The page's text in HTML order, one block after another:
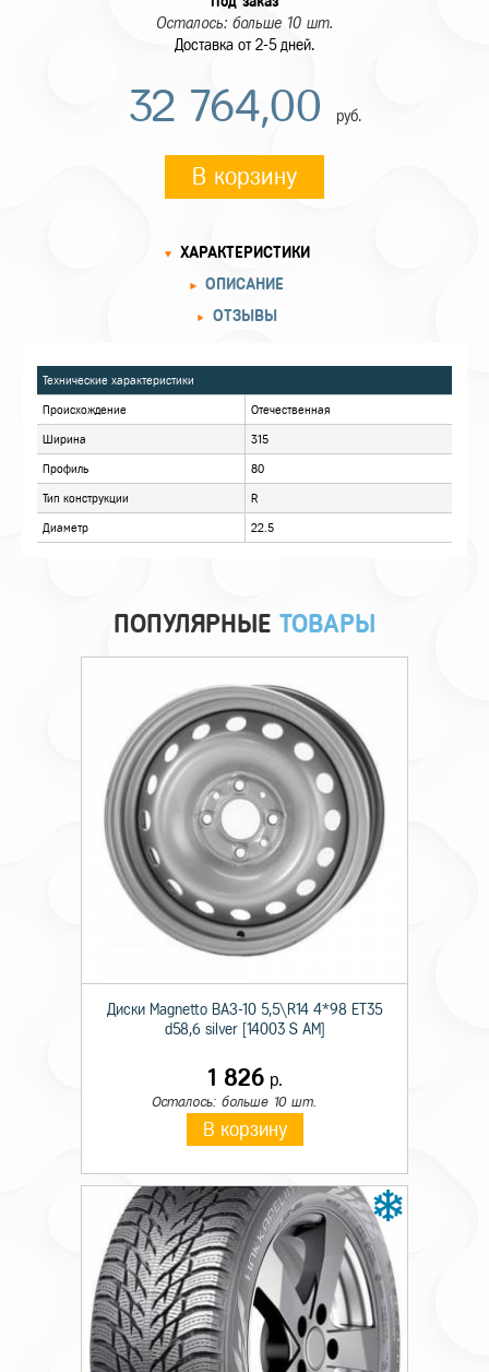
Осталось: больше 10 шт.
Доставка от 2-5 дней.
32 764,00 руб.
В корзину
ОПИСАНИЕ
ОТЗЫВЫ
Технические характеристики
Тип конструкции R
Диаметр 22.5
ПОПУЛЯРНЫЕ ТОВАРЫ
Диски Magnetto ВАЗ-10 5,5\R14 4*98 ET35
d58,6 silver [14003 S AM]
1 826р.
Осталось: больше 10 шт.
В корзину